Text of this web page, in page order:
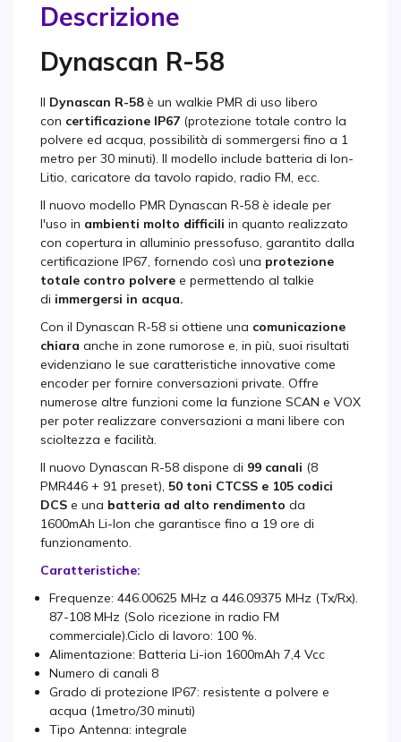
Descrizione
Dynascan R-58
Il Dynascan R-58è un walkie PMR di uso libero
con certificazione IP67 (protezione totale contro la
polvere ed acqua, possibilità di sommergersi fino a 1
metro per 30 minuti). Il modello include batteria di Ion-
Litio, caricatore da tavolo rapido, radio FM, ecc.
Il nuovo modello PMR Dynascan R-58 è ideale per
l'uso in ambienti molto difficili in quanto realizzato
con copertura in alluminio pressofuso, garantito dalla
certificazione IP67, fornendo così una protezione
totale contro polvere e permettendo al talkie
di immergersi in acqua.
Con il Dynascan R-58 si ottiene una comunicazione
chiara anche in zone rumorose e, in più, suoi risultati
evidenziano le sue caratteristiche innovative come
encoder per fornire conversazioni private. Offre
numerose altre funzioni come la funzione SCAN e VOX
per poter realizzare conversazioni a mani libere con
scioltezza e facilità.
Il nuovo Dynascan R-58 dispone di 99 canali (8
PMR446 + 91 preset), 50 toni CTCSS e 105 codici
DCS e una batteria ad alto rendimento da
1600mAh Li-Ion che garantisce fino a 19 ore di
funzionamento.
Caratteristiche:
Frequenze: 446.00625 MHz a 446.09375 MHz (Tx/Rx).
87-108 MHz (Solo ricezione in radio FM
commerciale).Ciclo di lavoro: 100 %.
Alimentazione: Batteria Li-ion 1600mAh 7,4 Vcc
Numero di canali 8
Grado di protezione IP67: resistente a polvere e
acqua (1metro/30 minuti)
Tipo Antenna: integrale